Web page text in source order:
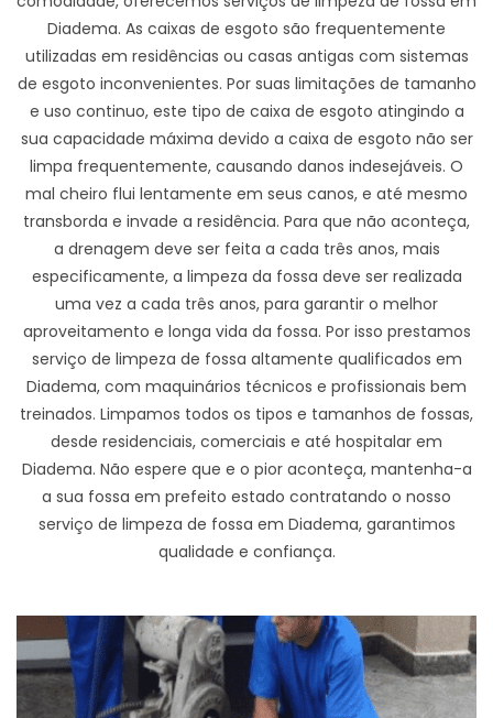
Diadema. As caixas de esgoto são frequentemente
utilizadas em residências ou casas antigas com sistemas
de esgoto inconvenientes. Por suas limitações de tamanho
e uso continuo, este tipo de caixa de esgoto atingindo a
sua capacidade máxima devido a caixa de esgoto não ser
limpa frequentemente, causando danos indesejáveis. O
mal cheiro flui lentamente em seus canos, e até mesmo
transborda e invade a residência. Para que não aconteça,
a drenagem deve ser feita a cada três anos, mais
especificamente, a limpeza da fossa deve ser realizada
uma vez a cada três anos, para garantir o melhor
aproveitamento e longa vida da fossa. Por isso prestamos
serviço de limpeza de fossa altamente qualificados em
Diadema, com maquinários técnicos e profissionais bem
treinados. Limpamos todos os tipos e tamanhos de fossas,
desde residenciais, comerciais e até hospitalar em
Diadema. Não espere que e o pior aconteça, mantenha-a
a sua fossa em prefeito estado contratando o nosso
serviço de limpeza de fossa em Diadema, garantimos
qualidade e confiança.